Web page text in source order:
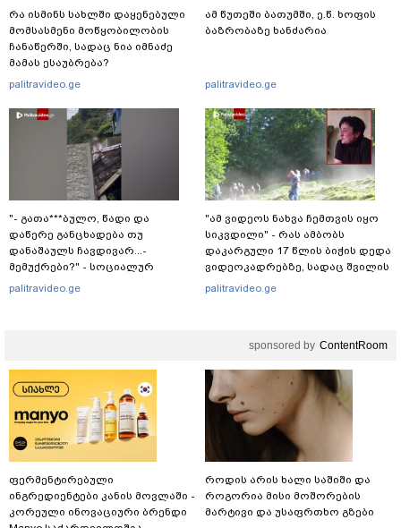
რა ისმინს სახლში დაყენებული
მომსასმენი მოწყობილობის
ჩანაწერში, სადაც ნია იმნაძე
მამას ესაუბრება?
palitravideo.ge
"- გათა***ბულო, წადი და
დაწერე განცხადება თუ
დანაშაულს ჩავდივარ...-
მემუქრები?" - სოციალურ
ქსელში სკანდალური კადრები
palitravideo.ge
ამ წუთეში ბათუმში, ე.წ. ხოფის
ბაზრობაზე ხანძარია
palitravideo.ge
"ამ ვიდეოს ნახვა ჩემთვის იყო
სიკვდილი" - რას ამბობს
დაკარგული 17 წლის ბიჭის დედა
ვიდეოკადრებზე, სადაც შვილის
განწირული ვედრების ხმა
palitravideo.ge
sponsored by ContentRoom
ფერმენტირებული
ინგრედიენტები კანის მოვლაში -
კორეული ინოვაციური ბრენდი
როდის არის ხალი საშიში და
როგორია მისი მოშორების
მარტივი და უსაფრთხო გზები